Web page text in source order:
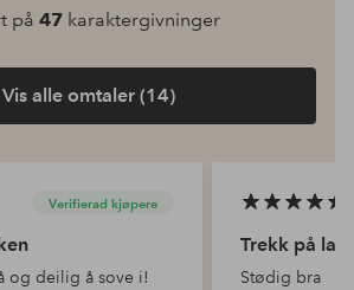
på 47 karaktergivninger
Vis alle omtaler (14)
Verifierad kjøpere
og deilig å sove i!
Trekk på
Stødig bra